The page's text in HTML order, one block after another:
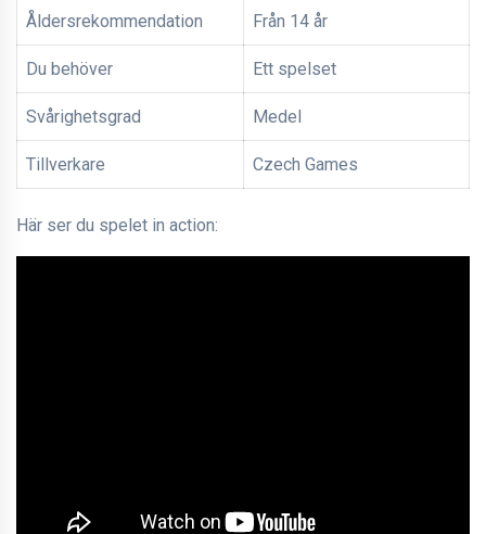
Åldersrekommendation Från 14 år
Du behöver Ett spelset
Svårighetsgrad Medel
Tillverkare Czech Games
Här ser du spelet in action: